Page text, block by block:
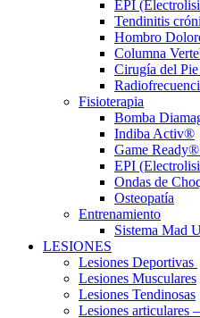
EPI
Tendinitis
Hombro
Columna
Cirugía del
Fisioterapia
Bomba
Indiba Activ®
Game
EPI
Ondas de
Osteopatía
Entrenamiento
Sistema Mad
LESIONES
Lesiones Deportivas
Lesiones Musculares
Lesiones Tendinosas
Lesiones articulares